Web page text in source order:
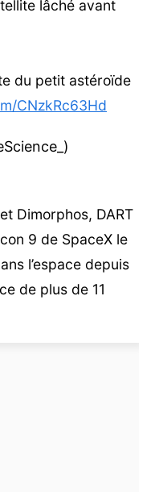
lâché avant
du petit astéroïde
CNzkRc63Hd
Dimorphos, DART
9 de SpaceX le
l’espace depuis
de plus de 11